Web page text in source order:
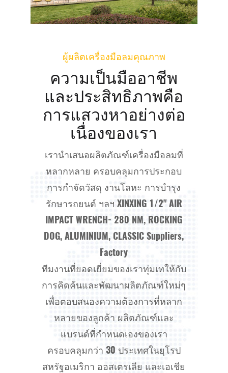
ผู้ผลิตเครื่องมือลมคุณภาพ
ความเป็นมืออาชีพ
และประสิทธิภาพคือ
การแสวงหาอย่างต่อ
เนื่องของเรา
เรานำเสนอผลิตภัณฑ์เครื่องมือลมที่
หลากหลาย ครอบคลุมการประกอบ
การกำจัดวัสดุ งานโลหะ การบำรุง
รักษารถยนต์ ฯลฯ XINXING 1/2" AIR
IMPACT WRENCH- 280 NM, ROCKING
DOG, ALUMINIUM, CLASSIC Suppliers,
Factory
ทีมงานที่ยอดเยี่ยมของเราทุ่มเทให้กับ
การคิดค้นและพัฒนาผลิตภัณฑ์ใหม่ๆ
เพื่อตอบสนองความต้องการที่หลาก
หลายของลูกค้า ผลิตภัณฑ์และ
แบรนด์ที่กำหนดเองของเรา
ครอบคลุมกว่า 30 ประเทศในยุโรป
สหรัฐอเมริกา ออสเตรเลีย และเอเชีย